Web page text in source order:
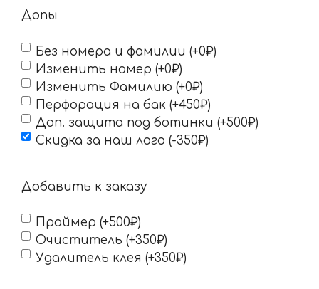
Допы
Без номера и фамилии (+0₽)
Изменить номер (+0₽)
Изменить Фамилию (+0₽)
Перфорация на бак (+450₽)
Доп. защита под ботинки (+500₽)
Скидка за наш лого (-350₽)
Добавить к заказу
Праймер (+500₽)
Очиститель (+350₽)
Удалитель клея (+350₽)